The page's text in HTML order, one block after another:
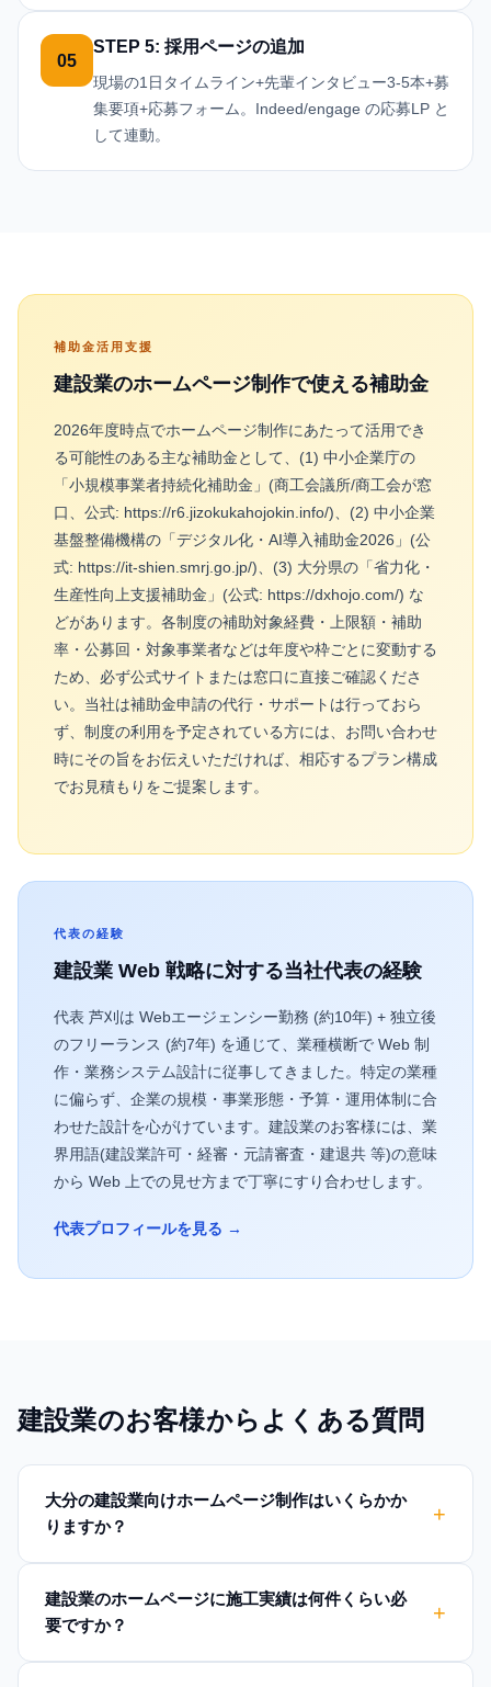
05
STEP 5: 採用ページの追加
現場の1日タイムライン+先輩インタビュー3-5本+募
集要項+応募フォーム。Indeed/engage の応募LP と
して連動。
補助金活用支援
建設業のホームページ制作で使える補助金
2026年度時点でホームページ制作にあたって活用でき
る可能性のある主な補助金として、(1) 中小企業庁の
「小規模事業者持続化補助金」(商工会議所/商工会が窓
口、公式: https://r6.jizokukahojokin.info/)、(2) 中小企業
基盤整備機構の「デジタル化・AI導入補助金2026」(公
式: https://it-shien.smrj.go.jp/)、(3) 大分県の「省力化・
生産性向上支援補助金」(公式: https://dxhojo.com/) な
どがあります。各制度の補助対象経費・上限額・補助
率・公募回・対象事業者などは年度や枠ごとに変動する
ため、必ず公式サイトまたは窓口に直接ご確認くださ
い。当社は補助金申請の代行・サポートは行っておら
ず、制度の利用を予定されている方には、お問い合わせ
時にその旨をお伝えいただければ、相応するプラン構成
でお見積もりをご提案します。
代表の経験
建設業 Web 戦略に対する当社代表の経験
代表 芦刈は Webエージェンシー勤務 (約10年) + 独立後
のフリーランス (約7年) を通じて、業種横断で Web 制
作・業務システム設計に従事してきました。特定の業種
に偏らず、企業の規模・事業形態・予算・運用体制に合
わせた設計を心がけています。建設業のお客様には、業
界用語(建設業許可・経審・元請審査・建退共 等)の意味
から Web 上での見せ方まで丁寧にすり合わせします。
代表プロフィールを見る →
建設業のお客様からよくある質問
大分の建設業向けホームページ制作はいくらかか
りますか？
建設業のホームページに施工実績は何件くらい必
要ですか？